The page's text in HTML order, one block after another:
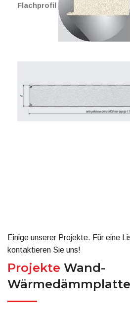
Flachprofil
Einige unserer Projekte. Für eine
kontaktieren Sie uns!
Projekte Wand-